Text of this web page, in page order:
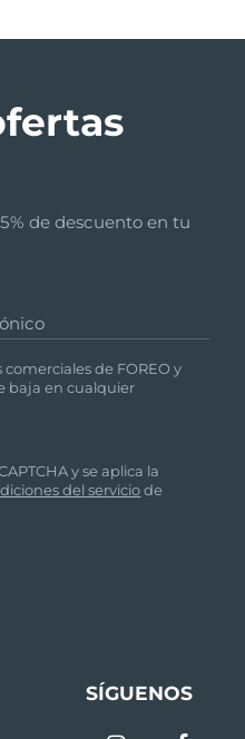
de descuento en tu
de FOREO y
baja en cualquier
y se aplica la
del serviciode
SÍGUENOS